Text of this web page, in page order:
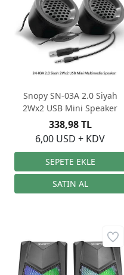
Snopy SN-03A 2.0 Siyah
2Wx2 USB Mini Speaker
6,00 USD + KDV
338,98 TL